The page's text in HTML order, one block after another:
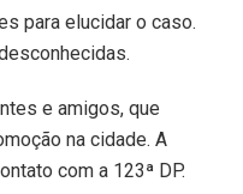
para elucidar o caso.
e amigos, que
na cidade. A
com a 123ª DP.